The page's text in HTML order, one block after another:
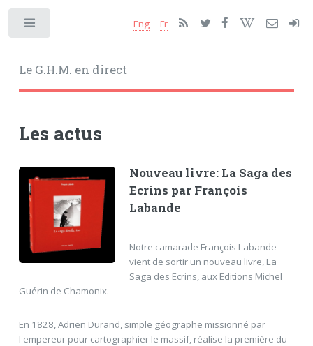
Le G.H.M. en direct
Eng Fr
Les actus
Nouveau livre: La Saga des
Ecrins par François
Labande
Notre camarade François Labande
vient de sortir un nouveau livre, La
Saga des Ecrins, aux Editions Michel
Guérin de Chamonix.
En 1828, Adrien Durand, simple géographe missionné par
l'empereur pour cartographier le massif, réalise la première du